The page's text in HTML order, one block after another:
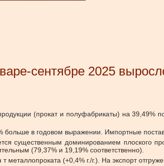
сентябре 2025
(прокат и полуфабрикаты) на
в годовом выражении. Импортные
существенным доминированием плоского
(79,37% и 19,19% соответственно).
(+0,4% г./г.). На экспорт